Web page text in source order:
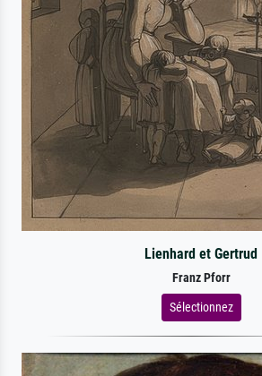
Lienhard et Gertrud
Franz Pforr
Sélectionnez